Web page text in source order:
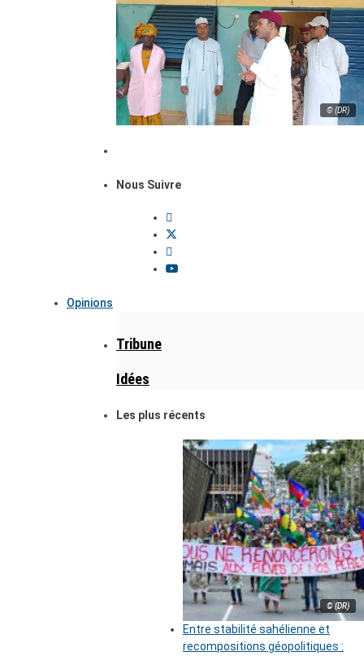
© (DR)
Nous Suivre
Opinions
Tribune
Idées
Les plus récents
© (DR)
Entre stabilité sahélienne et
recompositions géopolitiques :